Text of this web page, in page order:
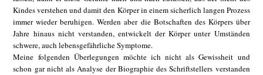
Kindes verstehen und damit den Körper in einem sicherlich langen Prozess
immer wieder beruhigen. Werden aber die Botschaften des Körpers über
Jahre hinaus nicht verstanden, entwickelt der Körper unter Umständen
schwere, auch lebensgefährliche Symptome.
Meine folgenden Überlegungen möchte ich nicht als Gewissheit und
schon gar nicht als Analyse der Biographie des Schriftstellers verstanden